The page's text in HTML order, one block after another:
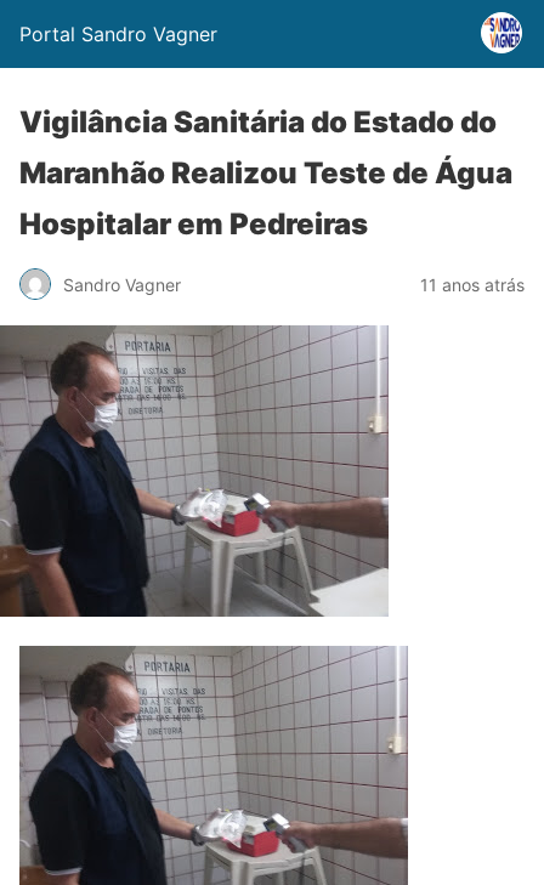
Portal Sandro Vagner
Vigilância Sanitária do Estado do
Maranhão Realizou Teste de Água
Hospitalar em Pedreiras
Sandro Vagner 11 anos atrás